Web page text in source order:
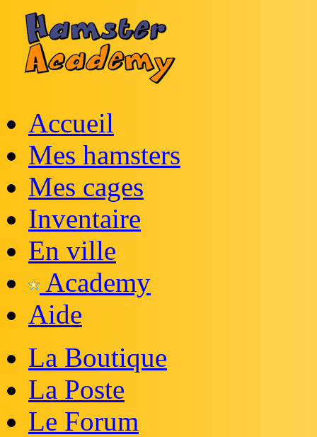
Accueil
Mes hamsters
Mes cages
Inventaire
En ville
Academy
Aide
La Boutique
La Poste
Le Forum